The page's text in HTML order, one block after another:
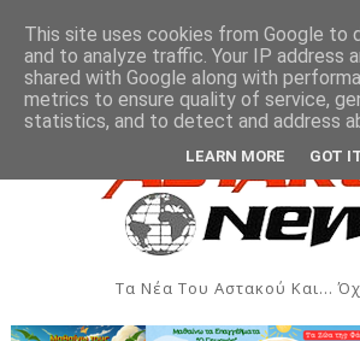
του Αστακού ΞΗΡΌΜΕΡΟ Βλάβη
Τα Νέα Του Αστακού Και...
This site uses cookies from Google to
and to analyze traffic. Your IP address
shared with Google along with
metrics to ensure quality of service,
statistics, and to detect and address
LEARN MORE GOT